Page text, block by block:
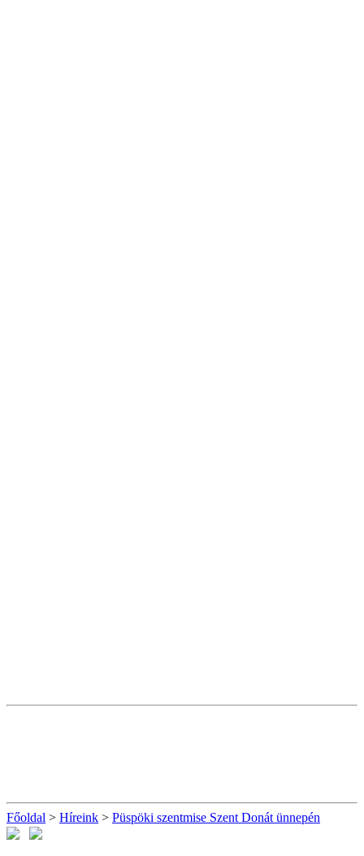
Főoldal > Híreink > Püspöki szentmise Szent Donát ünnepén